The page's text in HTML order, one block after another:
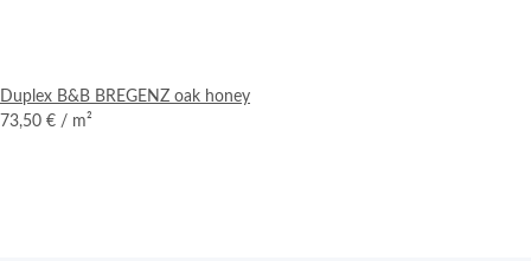
Duplex B&B BREGENZ oak honey
73,50 € / m²